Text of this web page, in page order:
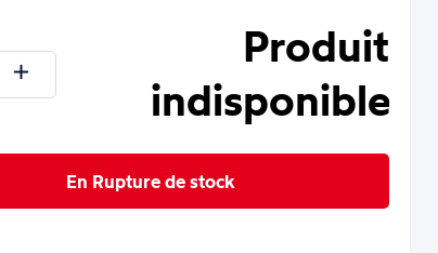
Produit
indisponible
En Rupture de stock